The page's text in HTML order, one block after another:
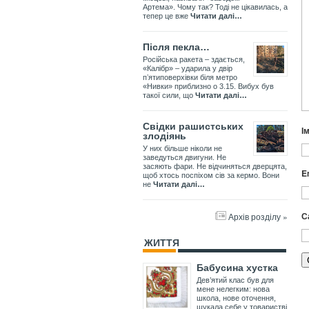
Артема». Чому так? Тоді не цікавилась, а
тепер це вже Читати далі…
Після пекла…
Російська ракета – здається,
«Калібр» – ударила у двір
пʼятиповерхівки біля метро
«Нивки» приблизно о 3.15. Вибух був
такої сили, що Читати далі…
Свідки рашистських
злодіянь
У них більше ніколи не
заведуться двигуни. Не
засяють фари. Не відчиняться дверцята,
щоб хтось поспіхом сів за кермо. Вони
не Читати далі…
Архів розділу »
ЖИТТЯ
Бабусина хустка
Дев’ятий клас був для
мене нелегким: нова
школа, нове оточення,
шукала себе у товаристві